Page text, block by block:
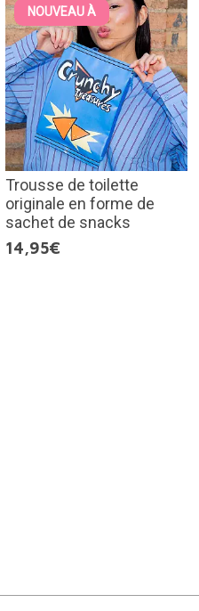
NOUVEAU À
Trousse de toilette
originale en forme de
sachet de snacks
14,95€